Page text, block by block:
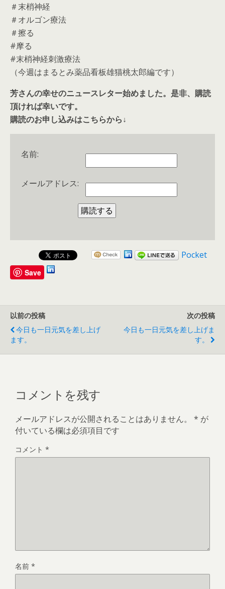
＃末梢神経
＃オルゴン療法
＃擦る
#摩る
#末梢神経刺激療法
（今週はまるとみ薬品看板雄猫桃太郎編です）
芳さんの幸せのニュースレター始めました。是非、購読
頂ければ幸いです。
購読のお申し込みはこちらから↓
名前:
メールアドレス:
Pocket
Save
以前の投稿
今日も一日元気を差し上げ
ます。
次の投稿
今日も一日元気を差し上げま
す。
コメントを残す
メールアドレスが公開されることはありません。 * が
付いている欄は必須項目です
コメント *
名前 *